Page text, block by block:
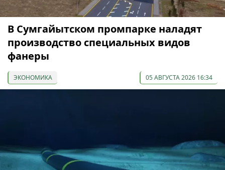
В Сумгайытском промпарке наладят
производство специальных видов
фанеры
ЭКОНОМИКА 05 АВГУСТА 2026 16:34